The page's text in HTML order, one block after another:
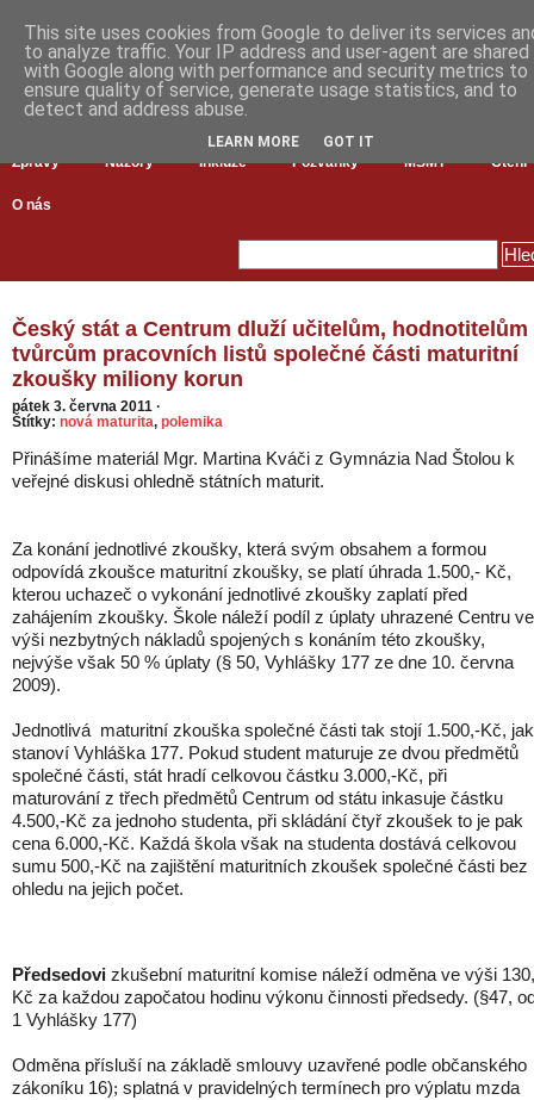
Zprávy Názory Inkluze Pozvánky MŠMT Čtení
O nás
Český stát a Centrum dluží učitelům, hodnotitelům
tvůrcům pracovních listů společné části maturitní
zkoušky miliony korun
pátek 3. června 2011 ·
Štítky: nová maturita, polemika
Přinášíme materiál Mgr. Martina Kváči z Gymnázia Nad Štolou k
veřejné diskusi ohledně státních maturit.
Za konání jednotlivé zkoušky, která svým obsahem a formou
odpovídá zkoušce maturitní zkoušky, se platí úhrada 1.500,- Kč,
kterou uchazeč o vykonání jednotlivé zkoušky zaplatí před
zahájením zkoušky. Škole náleží podíl z úplaty uhrazené Centru ve
výši nezbytných nákladů spojených s konáním této zkoušky,
nejvýše však 50 % úplaty (§ 50, Vyhlášky 177 ze dne 10. června
2009).
Jednotlivá maturitní zkouška společné části tak stojí 1.500,-Kč, jak
stanoví Vyhláška 177. Pokud student maturuje ze dvou předmětů
společné části, stát hradí celkovou částku 3.000,-Kč, při
maturování z třech předmětů Centrum od státu inkasuje částku
4.500,-Kč za jednoho studenta, při skládání čtyř zkoušek to je pak
cena 6.000,-Kč. Každá škola však na studenta dostává celkovou
sumu 500,-Kč na zajištění maturitních zkoušek společné části bez
ohledu na jejich počet.
Předsedovi zkušební maturitní komise náleží odměna ve výši
Kč za každou započatou hodinu výkonu činnosti předsedy. (§47,
1 Vyhlášky 177)
Odměna přísluší na základě smlouvy uzavřené podle občanského
zákoníku 16); splatná v pravidelných termínech pro výplatu mzda
This site uses cookies from Google to deliver its services
to analyze traffic. Your IP address and user-agent are shared
with Google along with performance and security metrics to
ensure quality of service, generate usage statistics, and to
detect and address abuse.
LEARN MORE GOT IT